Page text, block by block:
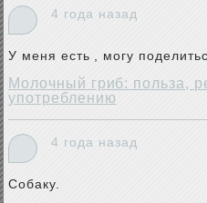
4 года назад
У меня есть , могу
Молочный гриб: польза,
употреблению
4 года назад
Собаку.